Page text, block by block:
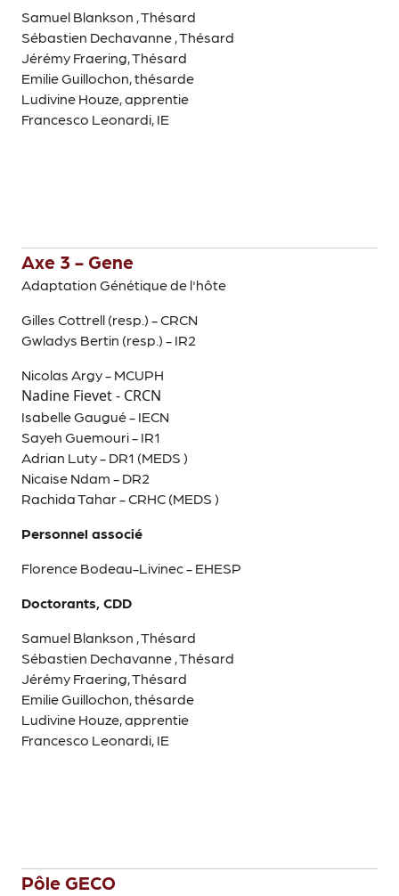
Samuel Blankson , Thésard
Sébastien Dechavanne , Thésard
Jérémy Fraering, Thésard
Emilie Guillochon, thésarde
Ludivine Houze, apprentie
Francesco Leonardi, IE
Axe 3 - Gene
Adaptation Génétique de l'hôte
Gilles Cottrell (resp.) - CRCN
Gwladys Bertin (resp.) - IR2
Nicolas Argy - MCUPH
Nadine Fievet - CRCN
Isabelle Gaugué - IECN
Sayeh Guemouri - IR1
Adrian Luty - DR1 (MEDS )
Nicaise Ndam - DR2
Rachida Tahar - CRHC (MEDS )
Personnel associé
Florence Bodeau-Livinec - EHESP
Doctorants, CDD
Samuel Blankson , Thésard
Sébastien Dechavanne , Thésard
Jérémy Fraering, Thésard
Emilie Guillochon, thésarde
Ludivine Houze, apprentie
Francesco Leonardi, IE
Pôle GECO